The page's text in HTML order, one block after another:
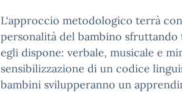
L‘approccio metodologico terrà
personalità del bambino
egli dispone: verbale, musicale e
sensibilizzazione di un codice
bambini svilupperanno un